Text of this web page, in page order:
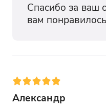
Спасибо за ваш
вам
Александр